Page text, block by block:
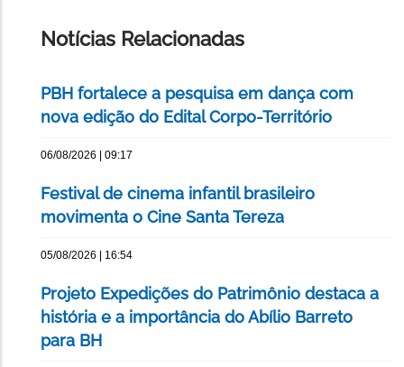
Notícias Relacionadas
PBH fortalece a pesquisa em dança com
nova edição do Edital Corpo-Território
06/08/2026 | 09:17
Festival de cinema infantil brasileiro
movimenta o Cine Santa Tereza
05/08/2026 | 16:54
Projeto Expedições do Patrimônio destaca a
história e a importância do Abílio Barreto
para BH